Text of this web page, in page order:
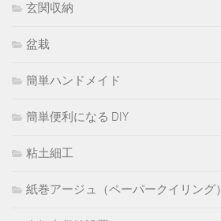
玄関収納
盆栽
簡単ハンドメイド
簡単便利になる DIY
粘土細工
紙巻アージュ（ペーパークイリング）